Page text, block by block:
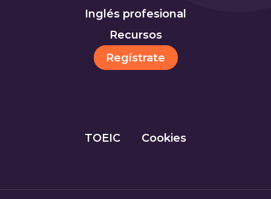
Inglés profesional
Recursos
Regístrate
TOEIC Cookies